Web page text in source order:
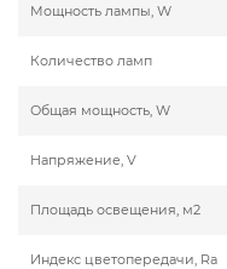
Мощность лампы, W
Количество ламп
Общая мощность, W
Напряжение, V
Площадь освещения, м2
Индекс цветопередачи, Ra